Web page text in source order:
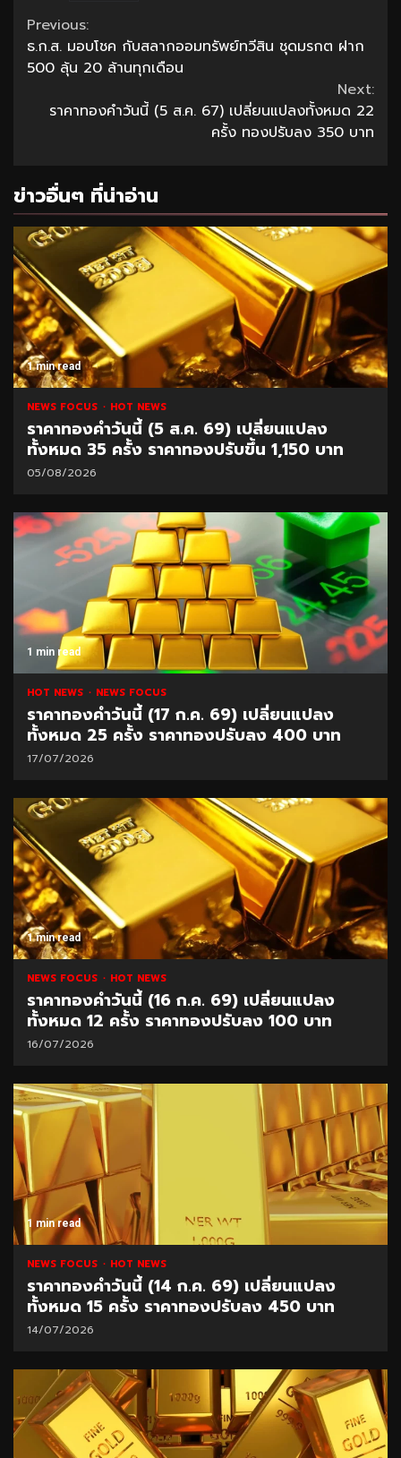
Continue
Reading
Previous:
ธ.ก.ส. มอบโชค กับสลากออมทรัพย์ทวีสิน ชุดมรกต ฝาก
500 ลุ้น 20 ล้านทุกเดือน
Next:
ราคาทองคำวันนี้ (5 ส.ค. 67) เปลี่ยนแปลงทั้งหมด 22
ครั้ง ทองปรับลง 350 บาท
ข่าวอื่นๆ ที่น่าอ่าน
1 min read
NEWS FOCUS HOT NEWS
ราคาทองคำวันนี้ (5 ส.ค. 69) เปลี่ยนแปลง
ทั้งหมด 35 ครั้ง ราคาทองปรับขึ้น 1,150 บาท
05/08/2026
1 min read
HOT NEWS NEWS FOCUS
ราคาทองคำวันนี้ (17 ก.ค. 69) เปลี่ยนแปลง
ทั้งหมด 25 ครั้ง ราคาทองปรับลง 400 บาท
17/07/2026
1 min read
NEWS FOCUS HOT NEWS
ราคาทองคำวันนี้ (16 ก.ค. 69) เปลี่ยนแปลง
ทั้งหมด 12 ครั้ง ราคาทองปรับลง 100 บาท
16/07/2026
1 min read
NEWS FOCUS HOT NEWS
ราคาทองคำวันนี้ (14 ก.ค. 69) เปลี่ยนแปลง
ทั้งหมด 15 ครั้ง ราคาทองปรับลง 450 บาท
14/07/2026